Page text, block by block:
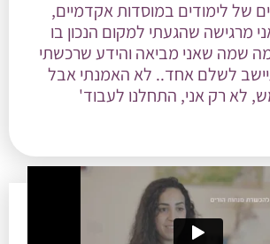
של לימודים במוסדות אקדמיים,
מרגישה שהגעתי למקום הנכון בו
שמה שאני מביאה והידע שרכשתי
לשלם אחד.. לא האמנתי אבל
לא רק אני, התחלנו לעבוד'